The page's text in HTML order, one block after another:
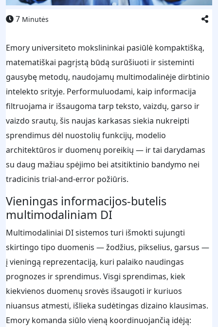
7 Minutės
Emory universiteto mokslininkai pasiūlė kompaktišką,
matematiškai pagrįstą būdą surūšiuoti ir sisteminti
gausybę metodų, naudojamų multimodalinėje dirbtinio
intelekto srityje. Performuluodami, kaip informacija
filtruojama ir išsaugoma tarp teksto, vaizdų, garso ir
vaizdo srautų, šis naujas karkasas siekia nukreipti
sprendimus dėl nuostolių funkcijų, modelio
architektūros ir duomenų poreikių — ir tai darydamas
su daug mažiau spėjimo bei atsitiktinio bandymo nei
tradicinis trial-and-error požiūris.
Vieningas informacijos-butelis
multimodaliniam DI
Multimodaliniai DI sistemos turi išmokti sujungti
skirtingo tipo duomenis — žodžius, pikselius, garsus —
į vieningą reprezentaciją, kuri palaiko naudingas
prognozes ir sprendimus. Visgi sprendimas, kiek
kiekvienos duomenų srovės išsaugoti ir kuriuos
niuansus atmesti, išlieka sudėtingas dizaino klausimas.
Emory komanda siūlo vieną koordinuojančią idėją: